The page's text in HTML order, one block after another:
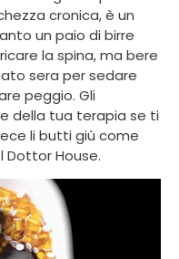
cronica, è un
un paio di birre
la spina, ma bere
sera per sedare
peggio. Gli
della tua terapia se ti
li butti giù come
Dottor House.